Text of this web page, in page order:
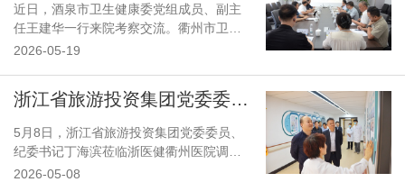
近日，酒泉市卫生健康委党组成员、副主
任王建华一行来院考察交流。衢州市卫生
健康委党委委员、医政处处长王华清参加
作开展专项交流。浙医健衢州医院领导张
加座谈。
2026-05-19
浙江省旅游投资集团党委委员、纪委书记丁海滨调研浙医健衢州医院
5月8日，浙江省旅游投资集团党委委员、
纪委书记丁海滨莅临浙医健衢州医院调
研。驻集团公司纪检监察组副组长郑顺
2026-05-08